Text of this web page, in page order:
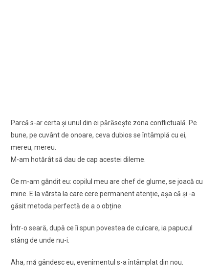
Parcă s-ar certa și unul din ei părăsește zona conflictuală. Pe
bune, pe cuvânt de onoare, ceva dubios se întâmplă cu ei,
mereu, mereu.
M-am hotărât să dau de cap acestei dileme.
Ce m-am gândit eu: copilul meu are chef de glume, se joacă cu
mine. E la vârsta la care cere permanent atenție, așa că și -a
găsit metoda perfectă de a o obține.
Într-o seară, după ce îi spun povestea de culcare, ia papucul
stâng de unde nu-i.
Aha, mă gândesc eu, evenimentul s-a întâmplat din nou.